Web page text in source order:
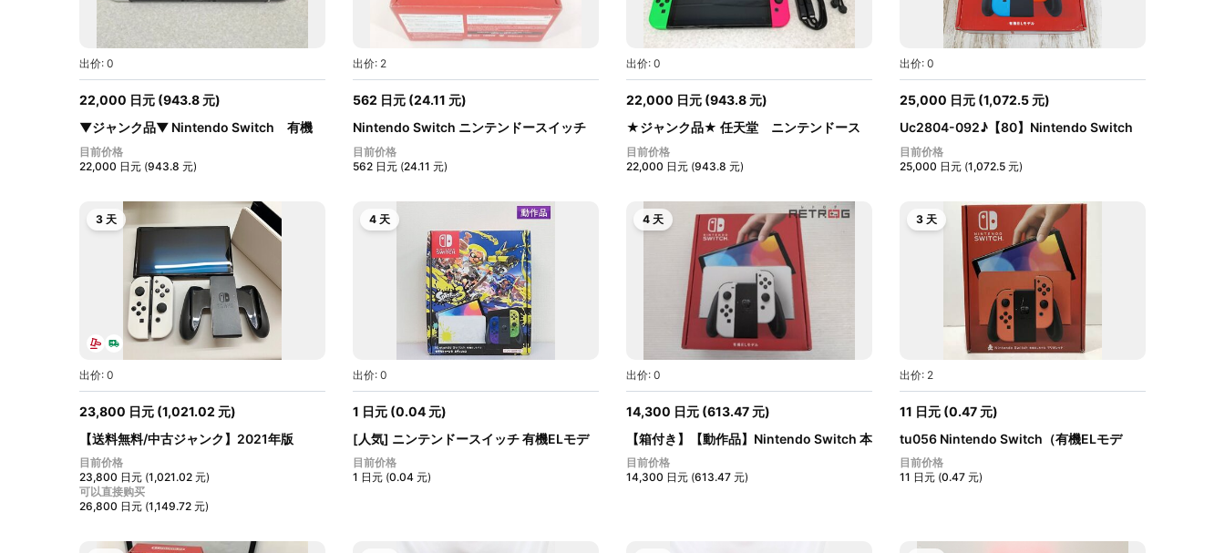
出价: 0
22,000 日元 (943.8 元)
▼ジャンク品▼ Nintendo Switch 有機
ELモデ...
目前价格
22,000 日元 (943.8 元)
出价: 2
562 日元 (24.11 元)
Nintendo Switch ニンテンドースイッチ
本...
目前价格
562 日元 (24.11 元)
出价: 0
22,000 日元 (943.8 元)
★ジャンク品★ 任天堂 ニンテンドース
イッ...
目前价格
22,000 日元 (943.8 元)
出价: 0
25,000 日元 (1,072.5 元)
Uc2804-092♪【80】Nintendo Switch
有機EL...
目前价格
25,000 日元 (1,072.5 元)
3 天
出价: 0
23,800 日元 (1,021.02 元)
【送料無料/中古ジャンク】2021年版
Ninten...
目前价格
23,800 日元 (1,021.02 元)
可以直接购买
26,800 日元 (1,149.72 元)
4 天
出价: 0
1 日元 (0.04 元)
[人気] ニンテンドースイッチ 有機ELモデ
ル...
目前价格
1 日元 (0.04 元)
4 天
出价: 0
14,300 日元 (613.47 元)
【箱付き】【動作品】Nintendo Switch 本
体...
目前价格
14,300 日元 (613.47 元)
3 天
出价: 2
11 日元 (0.47 元)
tu056 Nintendo Switch（有機ELモデ
ル） Jo...
目前价格
11 日元 (0.47 元)